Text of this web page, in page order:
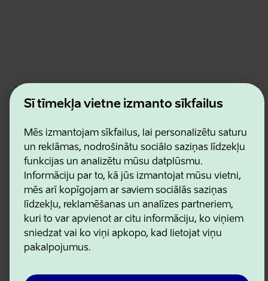
Šī tīmekļa vietne izmanto sīkfailus
Mēs izmantojam sīkfailus, lai personalizētu saturu
un reklāmas, nodrošinātu sociālo saziņas līdzekļu
funkcijas un analizētu mūsu datplūsmu.
Informāciju par to, kā jūs izmantojat mūsu vietni,
mēs arī kopīgojam ar saviem sociālās saziņas
līdzekļu, reklamēšanas un analīzes partneriem,
kuri to var apvienot ar citu informāciju, ko viņiem
sniedzat vai ko viņi apkopo, kad lietojat viņu
pakalpojumus.
Estonian Business and Innovation Agency
Kontakti
Sadarbības partneri
Lietošanas noteikumi
Sīkdatņu un konfidencialitātes politika